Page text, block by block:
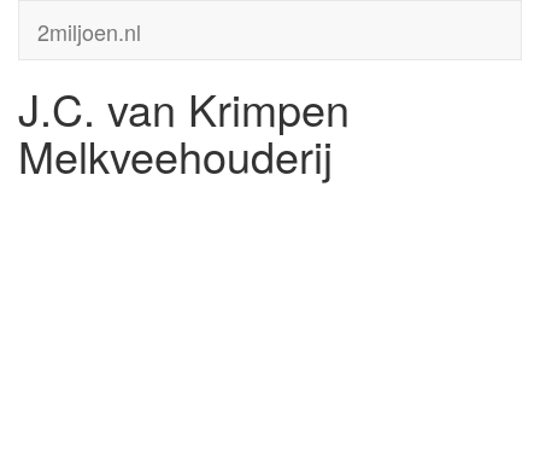
2miljoen.nl
J.C. van Krimpen
Melkveehouderij